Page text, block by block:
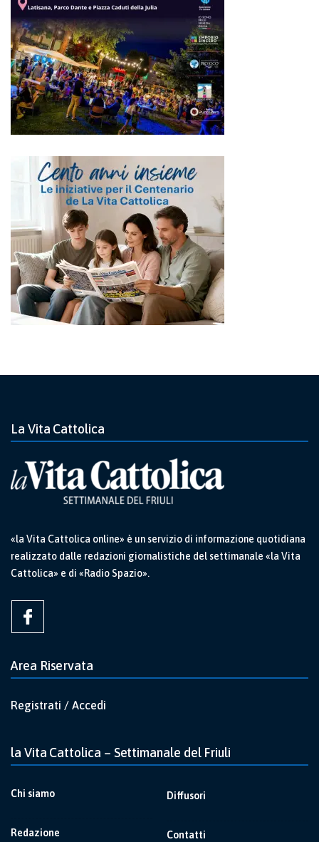
La Vita Cattolica
«la Vita Cattolica online» è un servizio di informazione quotidiana
realizzato dalle redazioni giornalistiche del settimanale «la Vita
Cattolica» e di «Radio Spazio».
Area Riservata
Registrati / Accedi
la Vita Cattolica – Settimanale del Friuli
Chi siamo
Redazione
Diffusori
Contatti